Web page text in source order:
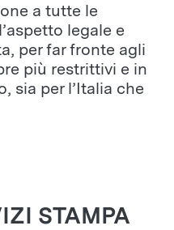
a tutte le
legale e
per far fronte agli
più restrittivi e in
sia per l’Italia che
STAMPA